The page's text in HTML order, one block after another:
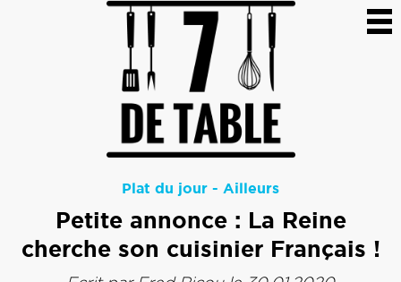
Plat du jour - Ailleurs
Petite annonce : La Reine
cherche son cuisinier Français !